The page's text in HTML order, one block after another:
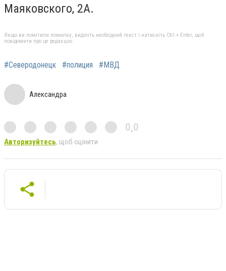
Маяковского, 2А.
Якщо ви помітили помилку, виділіть необхідний текст і натисніть Ctrl + Enter, щоб
повідомити про це редакцію
#Северодонецк #полиция #МВД
Александра
0,0
Авторизуйтесь, щоб оцінити